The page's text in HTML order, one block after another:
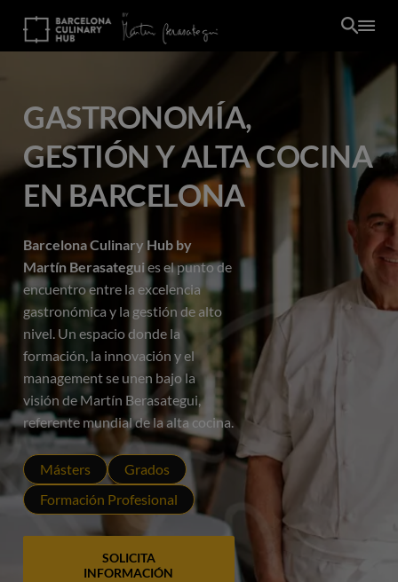
contenido
ES
GASTRONOMÍA,
GESTIÓN Y ALTA COCINA
EN BARCELONA
Barcelona Culinary Hub by
Martín Berasategui es el punto de
encuentro entre la excelencia
gastronómica y la gestión de alto
nivel. Un espacio donde la
formación, la innovación y el
management se unen bajo la
visión de Martín Berasategui,
referente mundial de la alta cocina.
Másters
Grados
Formación Profesional
SOLICITA
INFORMACIÓN